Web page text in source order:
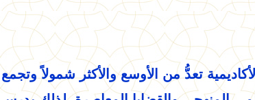
تعدُّ من الأوسع والأكثر شمولاً